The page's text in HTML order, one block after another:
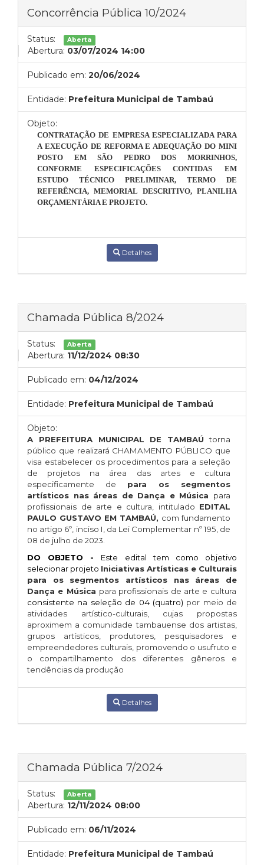
Concorrência Pública 10/2024
Status: Aberta
Abertura: 03/07/2024 14:00
Publicado em: 20/06/2024
Entidade: Prefeitura Municipal de Tambaú
Objeto:
CONTRATAÇÃO DE EMPRESA ESPECIALIZADA PARA
A EXECUÇÃO DE REFORMA E ADEQUAÇÃO DO MINI
POSTO EM SÃO PEDRO DOS MORRINHOS,
CONFORME ESPECIFICAÇÕES CONTIDAS EM
ESTUDO TÉCNICO PRELIMINAR, TERMO DE
REFERÊNCIA, MEMORIAL DESCRITIVO, PLANILHA
ORÇAMENTÁRIA E PROJETO.
Detalhes
Chamada Pública 8/2024
Status: Aberta
Abertura: 11/12/2024 08:30
Publicado em: 04/12/2024
Entidade: Prefeitura Municipal de Tambaú
Objeto:
A PREFEITURA MUNICIPAL DE TAMBAÚ torna
público que realizará CHAMAMENTO PÚBLICO que
visa estabelecer os procedimentos para a seleção
de projetos na área das artes e cultura
especificamente de para os segmentos
artísticos nas áreas de Dança e Música para
profissionais de arte e cultura, intitulado EDITAL
PAULO GUSTAVO EM TAMBAÚ, com fundamento
no artigo 6º, inciso I, da Lei Complementar nº 195, de
08 de julho de 2023.
DO OBJETO - Este edital tem como objetivo
selecionar projeto Iniciativas Artísticas e Culturais
para os segmentos artísticos nas áreas de
Dança e Música para profissionais de arte e cultura
consistente na seleção de 04 (quatro) por meio de
atividades artístico-culturais, cujas propostas
aproximem a comunidade tambauense dos artistas,
grupos artísticos, produtores, pesquisadores e
empreendedores culturais, promovendo o usufruto e
o compartilhamento dos diferentes gêneros e
tendências da produção
Detalhes
Chamada Pública 7/2024
Status: Aberta
Abertura: 12/11/2024 08:00
Publicado em: 06/11/2024
Entidade: Prefeitura Municipal de Tambaú